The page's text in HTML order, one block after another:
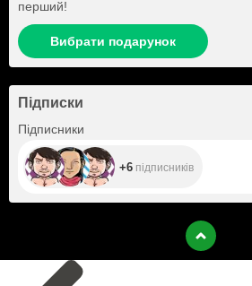
перший!
Вибрати подарунок
Підписки
Підписники
+6 підписників